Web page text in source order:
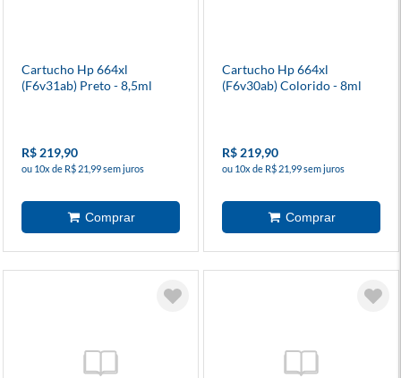
Cartucho Hp 664xl
(F6v31ab) Preto - 8,5ml
R$ 219,90
ou 10x de R$ 21,99 sem juros
Cartucho Hp 664xl
(F6v30ab) Colorido - 8ml
R$ 219,90
ou 10x de R$ 21,99 sem juros